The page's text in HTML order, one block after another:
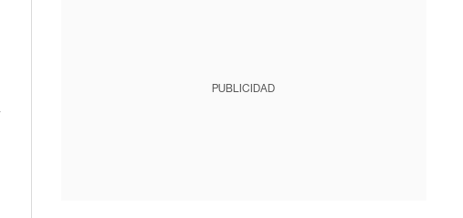
PUBLICIDAD